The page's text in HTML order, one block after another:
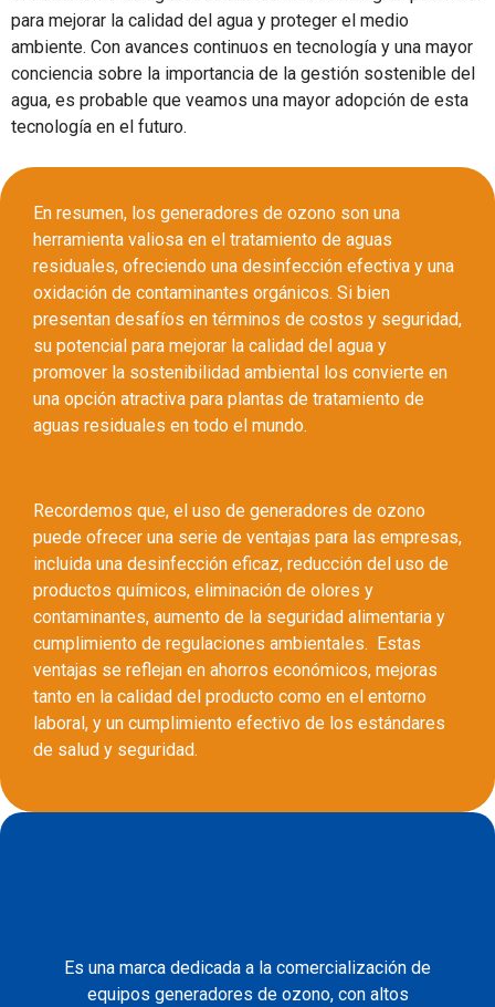
para mejorar la calidad del agua y proteger el medio
ambiente. Con avances continuos en tecnología y una mayor
conciencia sobre la importancia de la gestión sostenible del
agua, es probable que veamos una mayor adopción de esta
tecnología en el futuro.
En resumen, los generadores de ozono son una
herramienta valiosa en el tratamiento de aguas
residuales, ofreciendo una desinfección efectiva y una
oxidación de contaminantes orgánicos. Si bien
presentan desafíos en términos de costos y seguridad,
su potencial para mejorar la calidad del agua y
promover la sostenibilidad ambiental los convierte en
una opción atractiva para plantas de tratamiento de
aguas residuales en todo el mundo.
Recordemos que, el uso de generadores de ozono
puede ofrecer una serie de ventajas para las empresas,
incluida una desinfección eficaz, reducción del uso de
productos químicos, eliminación de olores y
contaminantes, aumento de la seguridad alimentaria y
cumplimiento de regulaciones ambientales. Estas
ventajas se reflejan en ahorros económicos, mejoras
tanto en la calidad del producto como en el entorno
laboral, y un cumplimiento efectivo de los estándares
de salud y seguridad.
Es una marca dedicada a la comercialización de
equipos generadores de ozono, con altos